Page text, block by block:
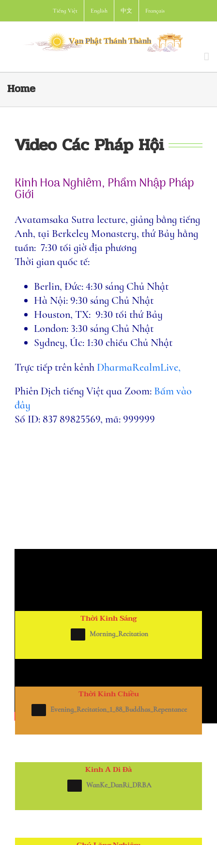
to
Tiếng Việt English 中文 Français
Home
Video Các Pháp Hội
Kinh Hoa Nghiêm, Phẩm Nhập Pháp
Giới
Avatamsaka Sutra lecture, giảng bằng tiếng
Anh, tại Berkeley Monastery, thứ Bảy hằng
tuần: 7:30 tối giờ địa phương
Thời gian quốc tế:
Berlin, Đức: 4:30 sáng Chủ Nhật
Hà Nội: 9:30 sáng Chủ Nhật
Houston, TX: 9:30 tối thứ Bảy
London: 3:30 sáng Chủ Nhật
Sydney, Úc: 1:30 chiều Chủ Nhật
Trực tiếp trên kênh DharmaRealmLive,
Phiên Dịch tiếng Việt qua Zoom: Bấm vào
đây
Số ID: 837 89825569, mã: 999999
Thời Kinh Sáng
Morning_Recitation
Thời Kinh Chiều
Evening_Recitation_1_88_Buddhas_Repentance
Kinh A Di Đà
WanKe_DanRi_DRBA